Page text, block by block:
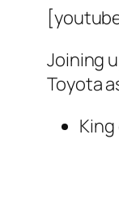
Joining
Toyota